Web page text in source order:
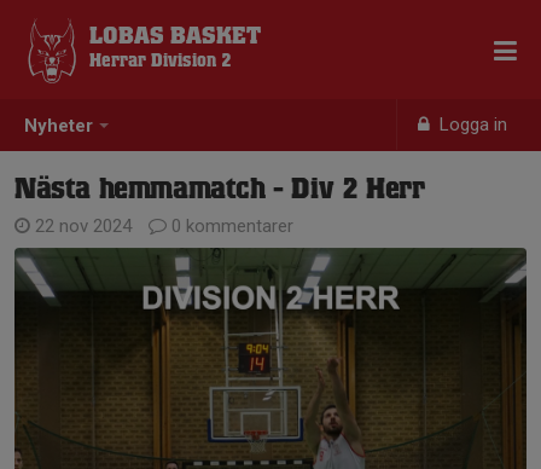
Nyheter Logga in
LOBAS BASKET
Herrar Division 2
Nästa hemmamatch - Div 2 Herr
22 nov 2024 0 kommentarer